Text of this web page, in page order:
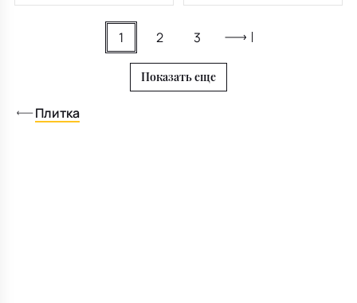
1 2 3
Показать еще
Плитка